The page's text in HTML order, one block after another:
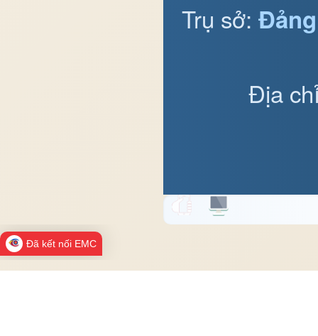
Trụ sở:
Địa
Đã kết nối EMC